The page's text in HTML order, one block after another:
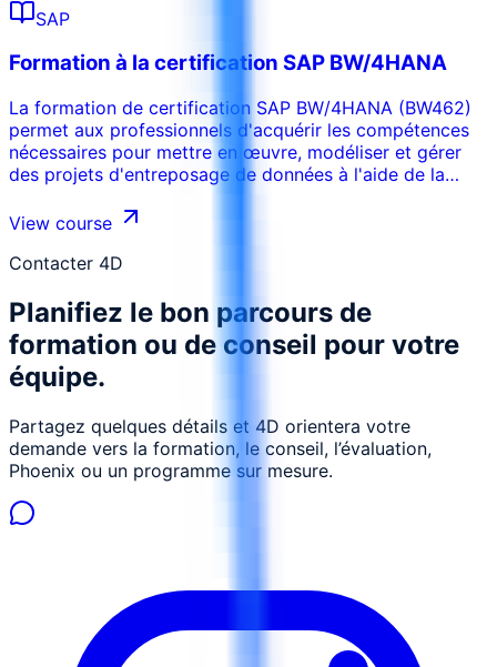
SAP, la formation de certification SAP ABAP fournit une
base solide à la programmation ABAP. Les participants
acquièrent une expertise dans les techniques, les outils
et les concepts ABAP pour développer des applications,
améliorations au système.
SAP
Formation à la certification SAP BW/4HANA
La formation de certification SAP BW/4HANA (BW462)
permet aux professionnels d'acquérir les compétences
nécessaires pour mettre en œuvre, modéliser et gérer
des projets d'entreposage de données à l'aide de la
acquièrent l'expertise pour tirer parti des fonctionnalités
View course
Contacter 4D
Planifiez le bon parcours de
formation ou de conseil pour votre
équipe.
Partagez quelques détails et 4D orientera votre
demande vers la formation, le conseil, l’évaluation,
Phoenix ou un programme sur mesure.